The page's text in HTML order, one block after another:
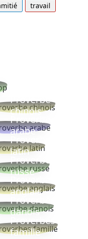
travail
Proverbe
chinois
Proverbe
arabe
Proverbe
latin
Proverbe
russe
Proverbe
anglais
Proverbe
danois
Proverbes
famille